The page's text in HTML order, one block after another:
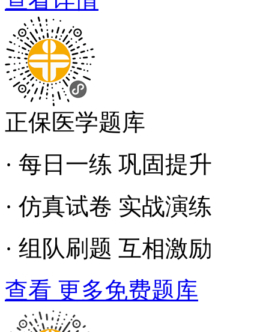
正保医学题库
· 每日一练 巩固提升
· 仿真试卷 实战演练
· 组队刷题 互相激励
查看 更多免费题库